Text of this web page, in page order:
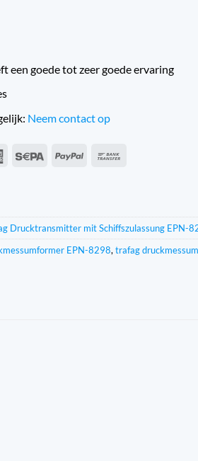
een goede tot zeer goede ervaring
Neem contact op
American Sepa PayPal
Drucktransmitter mit Schiffszulassung EPN-
EPN-8298, trafag